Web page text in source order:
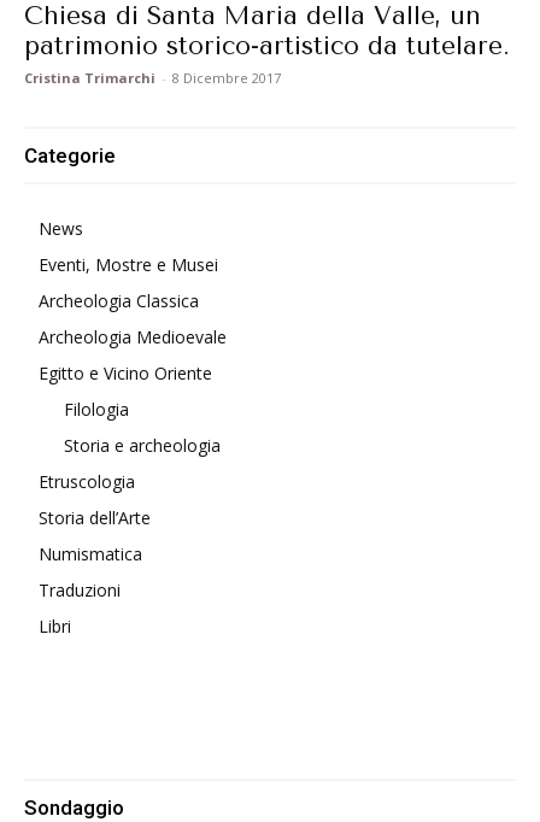
Chiesa di Santa Maria della Valle, un
patrimonio storico-artistico da tutelare.
Cristina Trimarchi - 8 Dicembre 2017
Categorie
News
Eventi, Mostre e Musei
Archeologia Classica
Archeologia Medioevale
Egitto e Vicino Oriente
Filologia
Storia e archeologia
Etruscologia
Storia dell’Arte
Numismatica
Traduzioni
Libri
Sondaggio